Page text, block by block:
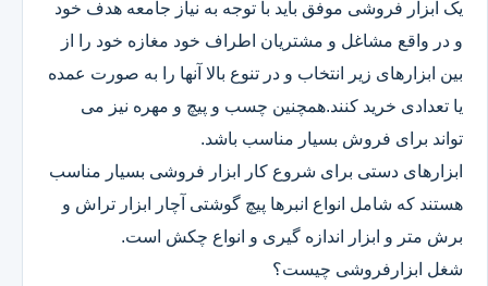
یک ابزار فروشی موفق باید با توجه به نیاز جامعه هدف خود
و در واقع مشاغل و مشتریان اطراف خود مغازه خود را از
بین ابزارهای زیر انتخاب و در تنوع بالا آنها را به صورت عمده
یا تعدادی خرید کنند.همچنین چسب و پیچ و مهره نیز می
تواند برای فروش بسیار مناسب باشد.
ابزارهای دستی برای شروع کار ابزار فروشی بسیار مناسب
هستند که شامل انواع انبرها پیچ گوشتی آچار ابزار تراش و
برش متر و ابزار اندازه گیری و انواع چکش است.
شغل ابزارفروشی چیست؟